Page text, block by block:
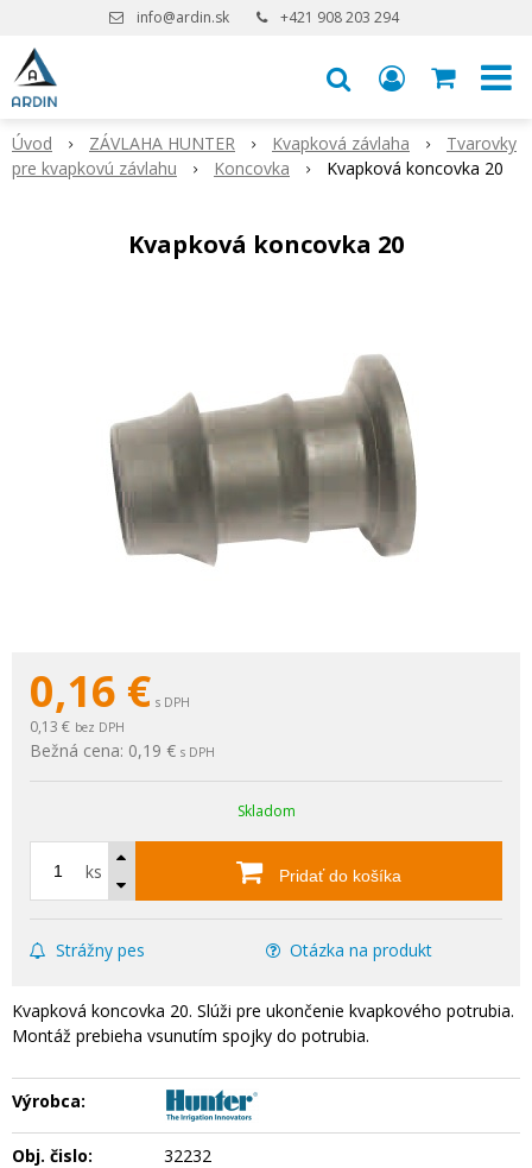
info@ardin.sk +421 908 203 294
Úvod ZÁVLAHA HUNTER Kvapková závlaha
Tvarovky
pre kvapkovú závlahu
Koncovka Kvapková koncovka 20
Kvapková koncovka 20
0,16 € s DPH
0,13 € bez DPH
Bežná cena: 0,19 € s DPH
Skladom
ks Pridať do košíka
Strážny pes Otázka na produkt
Kvapková koncovka 20. Slúži pre ukončenie kvapkového potrubia.
Montáž prebieha vsunutím spojky do potrubia.
Výrobca:
Obj. čislo: 32232